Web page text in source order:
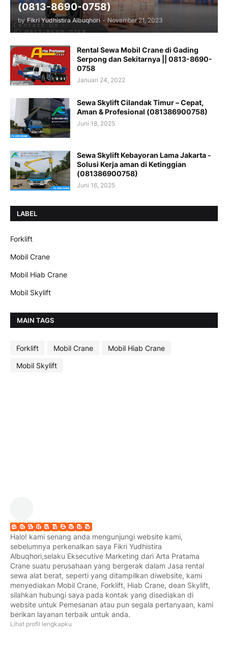
(0813-8690-0758)
by Fikri Yudhistira Albuqhori - November 21, 2023
Rental Sewa Mobil Crane di Gading
Serpong dan Sekitarnya || 0813-8690-
0758
Januari 24, 2022
Sewa Skylift Cilandak Timur – Cepat,
Aman & Profesional (081386900758)
Juni 18, 2025
Sewa Skylift Kebayoran Lama Jakarta -
Solusi Kerja aman di Ketinggian
(081386900758)
Juni 16, 2025
LABEL
Forklift
Mobil Crane
Mobil Hiab Crane
Mobil Skylift
MAIN TAGS
Forklift Mobil Crane
Mobil Hiab Crane
Mobil Skylift
Fikri Yudhistira Albuqhori
Halo! kami senang anda mengunjungi website kami,
sebelumnya perkenalkan saya Fikri Yudhistira
Albuqhori,selaku Eksecutive Marketing dari Arta Pratama
Crane suatu perusahaan yang bergerak dalam Jasa rental
sewa alat berat, seperti yang ditampilkan diwebsite, kami
menyediakan Mobil Crane, Forklift, Hiab Crane, dean Skylift,
silahkan hubungi saya pada kontak yang disediakan di
website untuk Pemesanan atau pun segala pertanyaan, kami
berikan layanan terbaik untuk anda.
Lihat profil lengkapku